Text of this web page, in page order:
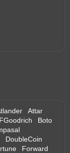
Attar
Boto
DoubleCoin
Forward